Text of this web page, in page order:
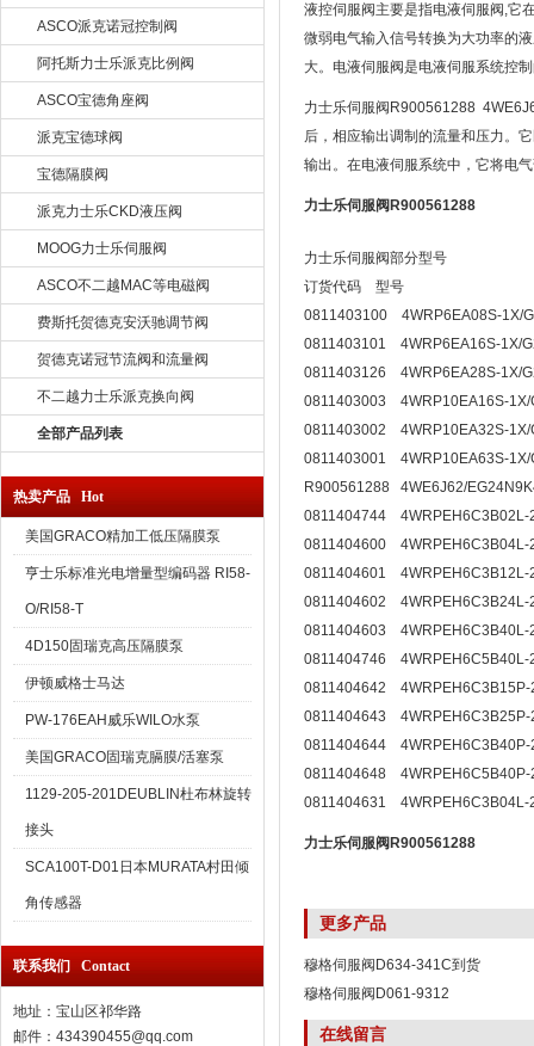
ASCO派克诺冠控制阀
阿托斯力士乐派克比例阀
ASCO宝德角座阀
派克宝德球阀
宝德隔膜阀
派克力士乐CKD液压阀
MOOG力士乐伺服阀
ASCO不二越MAC等电磁阀
费斯托贺德克安沃驰调节阀
贺德克诺冠节流阀和流量阀
不二越力士乐派克换向阀
全部产品列表
热卖产品 Hot
美国GRACO精加工低压隔膜泵
亨士乐标准光电增量型编码器 RI58-
O/RI58-T
4D150固瑞克高压隔膜泵
伊顿威格士马达
PW-176EAH威乐WILO水泵
美国GRACO固瑞克膈膜/活塞泵
1129-205-201DEUBLIN杜布林旋转
接头
SCA100T-D01日本MURATA村田倾
角传感器
联系我们 Contact
地址：宝山区祁华路
邮件：434390455@qq.com
液控伺服阀主要是指电液伺服阀,它
微弱电气输入信号转换为大功率的
大。电液伺服阀是电液伺服系统控
力士乐伺服阀R900561288
后，相应输出调制的流量和压力。
输出。在电液伺服系统中，它将电
力士乐伺服阀R900561288
力士乐伺服阀部分型号
订货代码 型号
0811403100 4WRP6EA08S-
0811403101 4WRP6EA16S-1X/
0811403126 4WRP6EA28S-1X/
0811403003 4WRP10EA16S-
0811403002 4WRP10EA32S-
0811403001 4WRP10EA63S-
R900561288 4WE6J62/
0811404744
0811404600
0811404601
0811404602
0811404603
0811404746
0811404642
0811404643
0811404644
0811404648
0811404631
力士乐伺服阀R900561288
更多产品
穆格伺服阀D634-341C到货
穆格伺服阀D061-9312
在线留言